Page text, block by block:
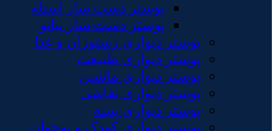
پوستر دست ساز استله
پوستر دست ساز پیانو
پوستر دیواری رستوران و غذا
پوستر دیواری طبیعت
پوستر دیواری ماشین
پوستر دیواری نقاشی
پوستر دیواری پتینه
پوستر دیواری کودک و نوجوان